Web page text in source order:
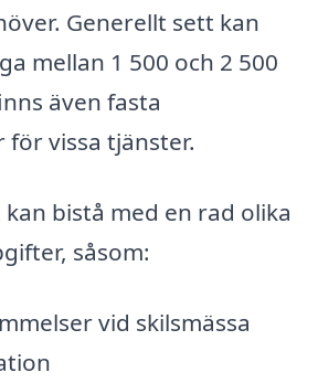
Generellt sett kan
mellan 1 500 och 2 500
även fasta
vissa tjänster.
bistå med en rad olika
såsom:
vid skilsmässa